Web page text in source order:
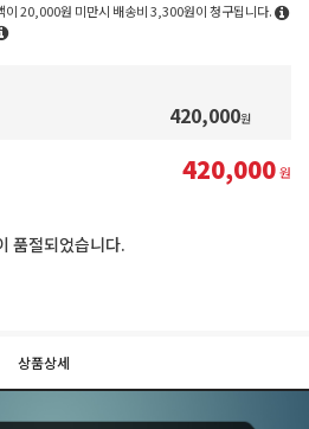
이 20,000원 미만시 배송비 3,300원이 청구됩니다.
420,000원
420,000원
품절되었습니다.
상품상세